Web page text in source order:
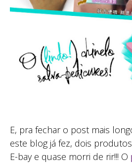
E, pra fechar o post mais
este blog já fez, dois
E-bay e quase morri de rir!!! O